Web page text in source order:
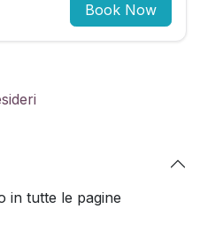
Book Now
in tutte le pagine